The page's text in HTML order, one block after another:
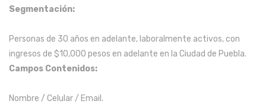
a
Niv
en
Segmentación:
Personas de 30 años en adelante, laboralmente activos, con
ingresos de $10,000 pesos en adelante en la Ciudad de Puebla.
Campos Contenidos:
Nombre / Celular / Email.